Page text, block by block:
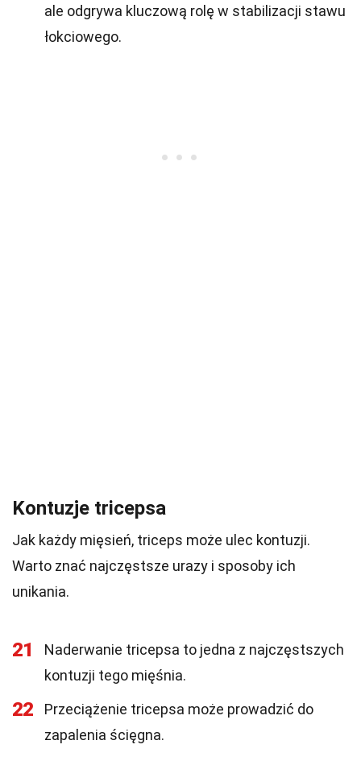
ale odgrywa kluczową rolę w stabilizacji stawu
łokciowego.
Kontuzje tricepsa
Jak każdy mięsień, triceps może ulec kontuzji.
Warto znać najczęstsze urazy i sposoby ich
unikania.
21
Naderwanie tricepsa to jedna z najczęstszych
kontuzji tego mięśnia.
22
Przeciążenie tricepsa może prowadzić do
zapalenia ścięgna.